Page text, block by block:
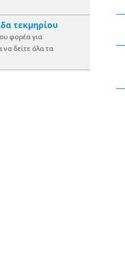
τεκμηρίου
φορέα για
να δείτε όλα τα